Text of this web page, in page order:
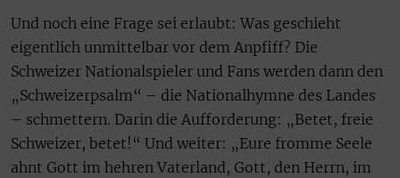
Und noch eine Frage sei erlaubt: Was geschieht
eigentlich unmittelbar vor dem Anpfiff? Die
Schweizer Nationalspieler und Fans werden dann den
„Schweizerpsalm“ – die Nationalhymne des Landes
– schmettern. Darin die Aufforderung: „Betet, freie
Schweizer, betet!“ Und weiter: „Eure fromme Seele
ahnt Gott im hehren Vaterland, Gott, den Herrn, im